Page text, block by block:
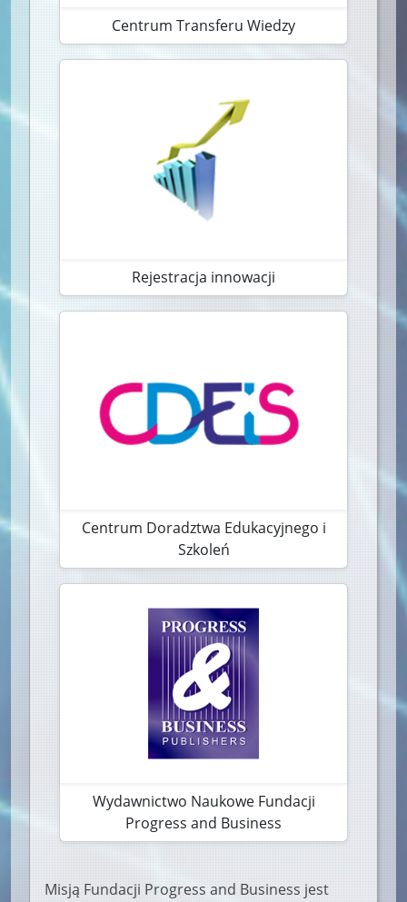
Centrum Transferu Wiedzy
Rejestracja innowacji
Centrum Doradztwa Edukacyjnego i
Szkoleń
Wydawnictwo Naukowe Fundacji
Progress and Business
Misją Fundacji Progress and Business jest